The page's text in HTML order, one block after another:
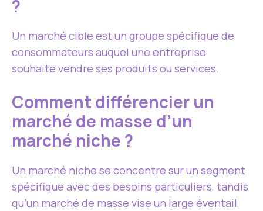
?
Un marché cible est un groupe spécifique de
consommateurs auquel une entreprise
souhaite vendre ses produits ou services.
Comment différencier un
marché de masse d’un
marché niche ?
Un marché niche se concentre sur un segment
spécifique avec des besoins particuliers, tandis
qu’un marché de masse vise un large éventail